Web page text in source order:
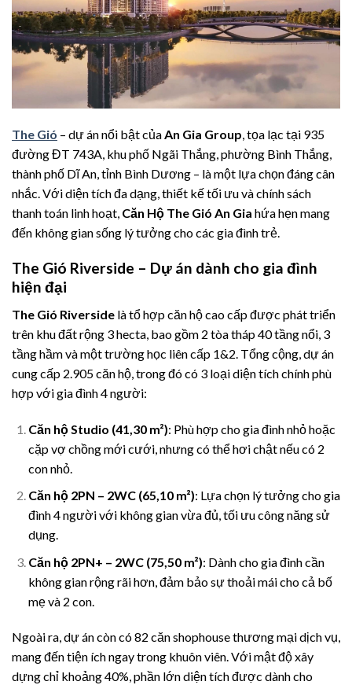
The Gió – dự án nổi bật củaAn Gia Group, tọa lạc tại 935
đường ĐT 743A, khu phố Ngãi Thắng, phường Bình Thắng,
thành phố Dĩ An, tỉnh Bình Dương – là một lựa chọn đáng cân
nhắc. Với diện tích đa dạng, thiết kế tối ưu và chính sách
thanh toán linh hoạt, Căn Hộ The Gió An Gia hứa hẹn mang
đến không gian sống lý tưởng cho các gia đình trẻ.
The Gió Riverside – Dự án dành cho gia đình
hiện đại
The Gió Riverside là tổ hợp căn hộ cao cấp được phát triển
trên khu đất rộng 3 hecta, bao gồm 2 tòa tháp 40 tầng nổi, 3
tầng hầm và một trường học liên cấp 1&2. Tổng cộng, dự án
cung cấp 2.905 căn hộ, trong đó có 3 loại diện tích chính phù
hợp với gia đình 4 người:
Căn hộ Studio (41,30 m²): Phù hợp cho gia đình nhỏ hoặc
cặp vợ chồng mới cưới, nhưng có thể hơi chật nếu có 2
con nhỏ.
Căn hộ 2PN – 2WC (65,10 m²): Lựa chọn lý tưởng cho gia
đình 4 người với không gian vừa đủ, tối ưu công năng sử
dụng.
Căn hộ 2PN+ – 2WC (75,50 m²): Dành cho gia đình cần
không gian rộng rãi hơn, đảm bảo sự thoải mái cho cả bố
mẹ và 2 con.
Ngoài ra, dự án còn có 82 căn shophouse thương mại dịch vụ,
mang đến tiện ích ngay trong khuôn viên. Với mật độ xây
dựng chỉ khoảng 40%, phần lớn diện tích được dành cho